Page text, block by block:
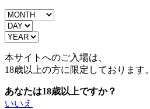
本サイトへのご入場は、
18歳以上の方に限定しております。
あなたは18歳以上ですか？
いいえ